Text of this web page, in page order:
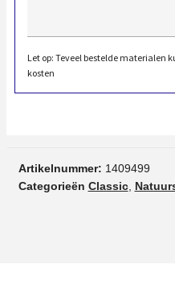
Let op: Teveel bestelde materialen
kosten
Artikelnummer: 1409499
Categorieën Classic,